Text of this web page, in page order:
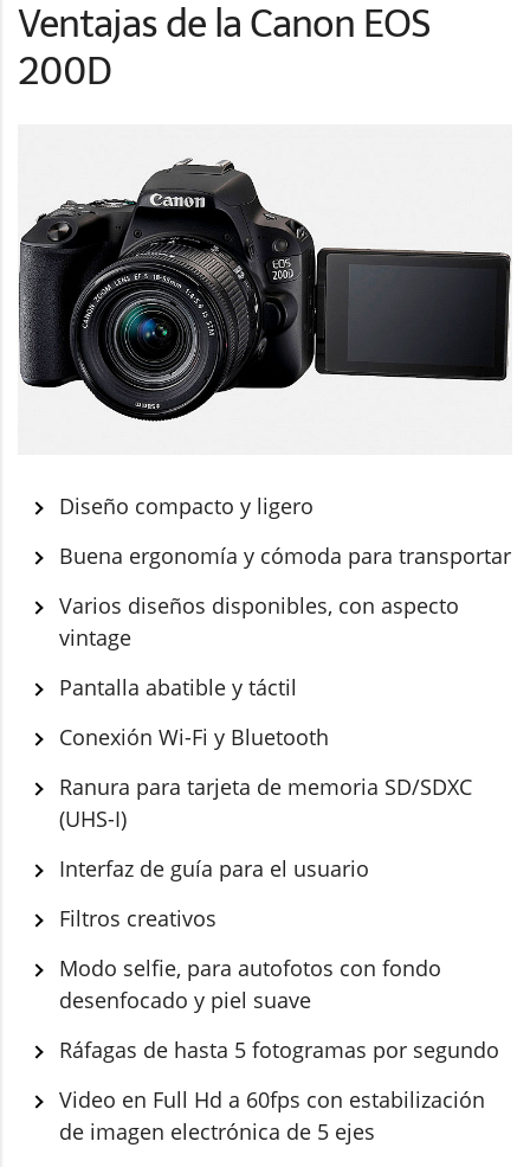
Ventajas de la Canon EOS
200D
Diseño compacto y ligero
Buena ergonomía y cómoda para transportar
Varios diseños disponibles, con aspecto
vintage
Pantalla abatible y táctil
Conexión Wi-Fi y Bluetooth
Ranura para tarjeta de memoria SD/SDXC
(UHS-I)
Interfaz de guía para el usuario
Filtros creativos
Modo selfie, para autofotos con fondo
desenfocado y piel suave
Ráfagas de hasta 5 fotogramas por segundo
Video en Full Hd a 60fps con estabilización
de imagen electrónica de 5 ejes